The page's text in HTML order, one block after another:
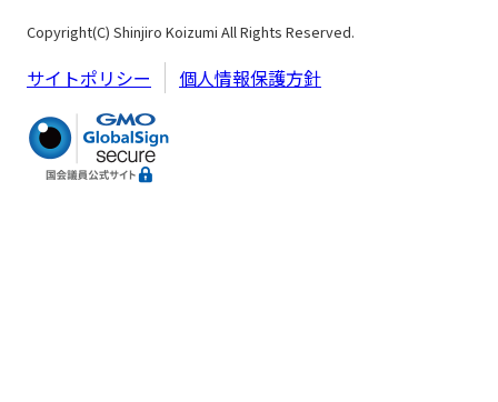
Copyright(C) Shinjiro Koizumi All Rights Reserved.
サイトポリシー 個人情報保護方針